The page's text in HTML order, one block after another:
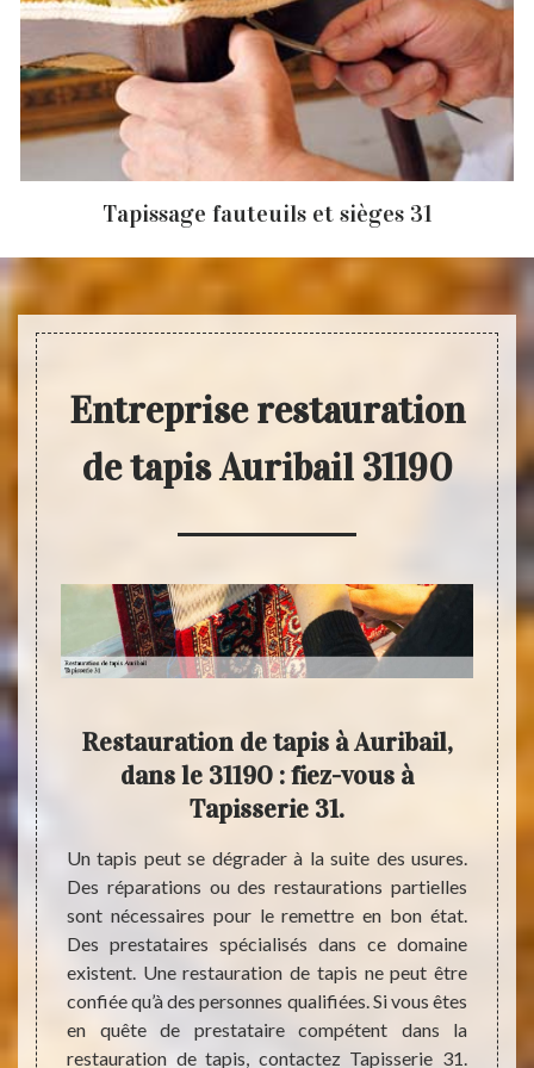
Tapissage fauteuils et sièges 31
Entreprise restauration
de tapis Auribail 31190
à
cas
vos
à
des
Restauration de tapis à Auribail,
dans le 31190 : fiez-vous à
Tapisserie 31.
Un tapis peut se dégrader à la suite des usures.
Des réparations ou des restaurations partielles
sont nécessaires pour le remettre en bon état.
Des prestataires spécialisés dans ce domaine
existent. Une restauration de tapis ne peut être
confiée qu’à des personnes qualifiées. Si vous êtes
en quête de prestataire compétent dans la
restauration de tapis, contactez Tapisserie 31.
Les
qui,
faut
état
est